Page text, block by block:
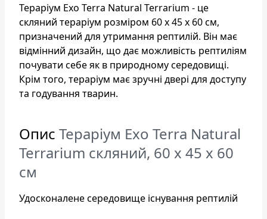
Тераріум Exo Terra Natural Terrarium - це
скляний тераріум розміром 60 x 45 x 60 см,
призначений для утримання рептилій. Він має
відмінний дизайн, що дає можливість рептиліям
почувати себе як в природному середовищі.
Крім того, тераріум має зручні двері для доступу
та годування тварин.
Опис Тераріум Exo Terra Natural
Terrarium скляний, 60 x 45 x 60
см
Удосконалене середовище існування рептилій